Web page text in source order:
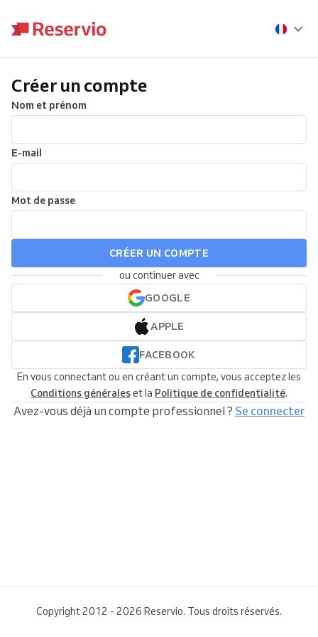
Créer un compte
Nom et prénom
E-mail
Mot de passe
CRÉER UN COMPTE
ou continuer avec
GOOGLE
APPLE
FACEBOOK
En vous connectant ou en créant un compte, vous acceptez les
Conditions généraleset la Politique de confidentialité.
Avez-vous déjà un compte professionnel ? Se connecter
Copyright 2012 - 2026 Reservio. Tous droits réservés.